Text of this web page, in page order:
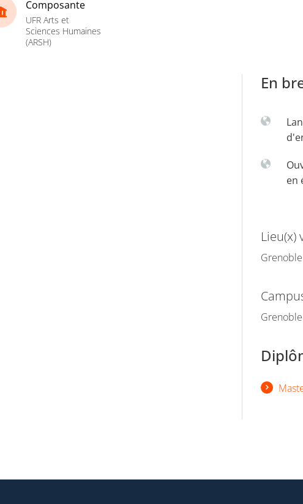
Composante
UFR Arts et
Sciences Humaines
(ARSH)
En
en
Lieu(x)
Grenoble